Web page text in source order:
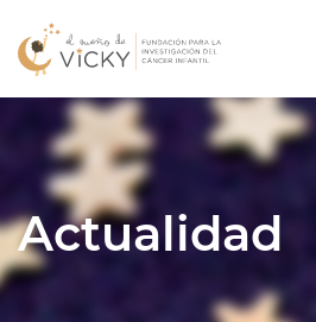
Actualidad